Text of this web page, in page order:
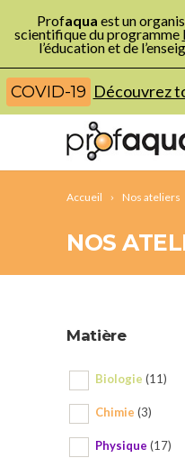
Profaqua est un
scientifique du programme
l’éducation et de
COVID-19 Découvrez
Accueil Nos ateliers
NOS
Matière
Biologie (11)
Chimie (3)
Physique (17)